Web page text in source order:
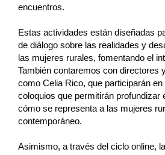
encuentros.
Estas actividades están diseñadas
de diálogo sobre las realidades y
las mujeres rurales, fomentando el
También contaremos con directores
como Celia Rico, que participarán
coloquios que permitirán profundizar
cómo se representa a las mujeres
contemporáneo.
Asimismo, a través del ciclo online,